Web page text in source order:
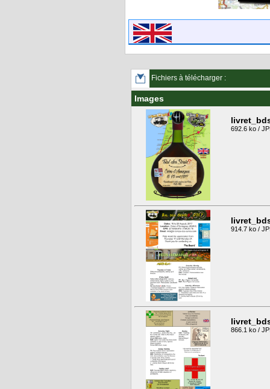
Fichiers à télécharger :
Images
692.6 ko /
914.7 ko /
866.1 ko /